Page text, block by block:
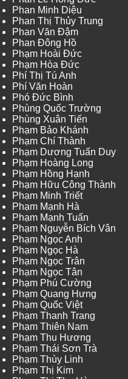
Phan Minh Diệu
Phan Thị Thủy Trung
Phan Văn Đậm
Phan Đông Hồ
Phạm Hoài Đức
Phạm Hòa Đức
Phí Thị Tú Anh
Phí Văn Hoàn
Phó Đức Bình
Phùng Quốc Trường
Phùng Xuân Tiến
Phạm Bảo Khánh
Phạm Chí Thành
Phạm Dương Tuấn Duy
Phạm Hoàng Long
Phạm Hồng Hạnh
Phạm Hữu Công Thành
Phạm Minh Triết
Phạm Mạnh Hà
Phạm Mạnh Tuấn
Phạm Nguyễn Bích Vân
Phạm Ngọc Anh
Phạm Ngọc Hà
Phạm Ngọc Trân
Phạm Ngọc Tân
Phạm Phú Cường
Phạm Quang Hưng
Phạm Quốc Việt
Phạm Thanh Trang
Phạm Thiên Nam
Phạm Thu Hương
Phạm Thái Sơn Trà
Phạm Thùy Linh
Phạm Thị Kim